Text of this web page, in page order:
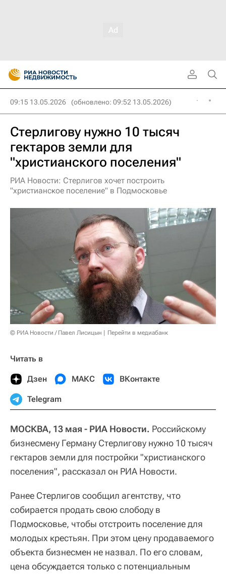
09:15 13.05.2026 (обновлено: 09:52 13.05.2026)
Стерлигову нужно 10 тысяч
гектаров земли для
"христианского поселения"
РИА Новости: Стерлигов хочет построить
"христианское поселение" в Подмосковье
© РИА Новости / Павел Лисицын Перейти в медиабанк
Читать в
Дзен МАКС ВКонтакте
Telegram
МОСКВА, 13 мая - РИА Новости. Российскому
бизнесмену Герману Стерлигову нужно 10 тысяч
гектаров земли для постройки "христианского
поселения", рассказал он РИА Новости.
Ранее Стерлигов сообщил агентству, что
собирается продать свою слободу в
Подмосковье, чтобы отстроить поселение для
молодых крестьян. При этом цену продаваемого
объекта бизнесмен не назвал. По его словам,
цена обсуждается только с потенциальным